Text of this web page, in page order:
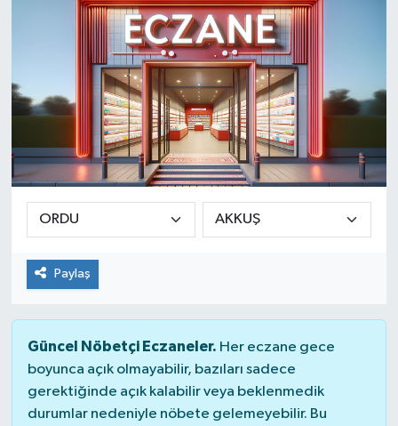
Paylaş
Güncel Nöbetçi Eczaneler. Her eczane gece
boyunca açık olmayabilir, bazıları sadece
gerektiğinde açık kalabilir veya beklenmedik
durumlar nedeniyle nöbete gelemeyebilir. Bu
SINAVLAR
YARIŞMA/ETKİNLİKLER
AKADEMİK/BİLİM
MEVZUAT/KARARLAR